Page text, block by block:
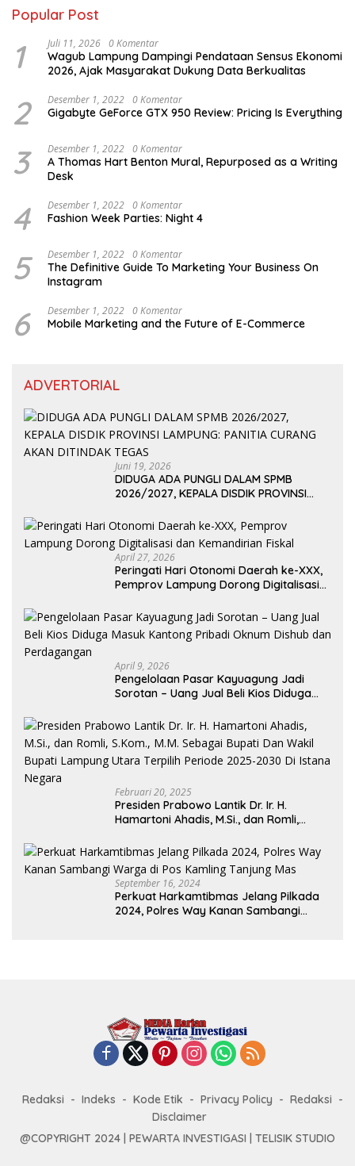
Popular Post
1 Juli 11, 2026 0 Komentar
Wagub Lampung Dampingi Pendataan Sensus Ekonomi
2026, Ajak Masyarakat Dukung Data Berkualitas
2 Desember 1, 2022 0 Komentar
Gigabyte GeForce GTX 950 Review: Pricing Is Everything
3 Desember 1, 2022 0 Komentar
A Thomas Hart Benton Mural, Repurposed as a Writing
Desk
4 Desember 1, 2022 0 Komentar
Fashion Week Parties: Night 4
5 Desember 1, 2022 0 Komentar
The Definitive Guide To Marketing Your Business On
Instagram
6 Desember 1, 2022 0 Komentar
Mobile Marketing and the Future of E-Commerce
ADVERTORIAL
Juni 19, 2026
DIDUGA ADA PUNGLI DALAM SPMB
2026/2027, KEPALA DISDIK PROVINSI
DITINDAK TEGAS
April 27, 2026
Peringati Hari Otonomi Daerah ke-XXX,
Pemprov Lampung Dorong Digitalisasi
April 9, 2026
Pengelolaan Pasar Kayuagung Jadi
Sorotan – Uang Jual Beli Kios Diduga
dan Perdagangan
Februari 20, 2025
Presiden Prabowo Lantik Dr. Ir. H.
Hamartoni Ahadis, M.Si., dan Romli,
Bupati Lampung Utara Terpilih Periode
2025-2030 Di Istana Negara
September 16, 2024
Perkuat Harkamtibmas Jelang Pilkada
2024, Polres Way Kanan Sambangi
Redaksi Indeks Kode Etik Privacy Policy
Redaksi
Disclaimer
@COPYRIGHT 2024 | PEWARTA INVESTIGASI | TELISIK STUDIO